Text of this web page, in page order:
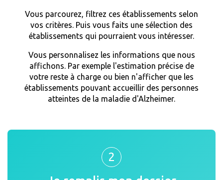
Vous parcourez, filtrez ces établissements selon
vos critères. Puis vous faits une sélection des
établissements qui pourraient vous intéresser.
Vous personnalisez les informations que nous
affichons. Par exemple l'estimation précise de
votre reste à charge ou bien n'afficher que les
établissements pouvant accueillir des personnes
atteintes de la maladie d'Alzheimer.
2